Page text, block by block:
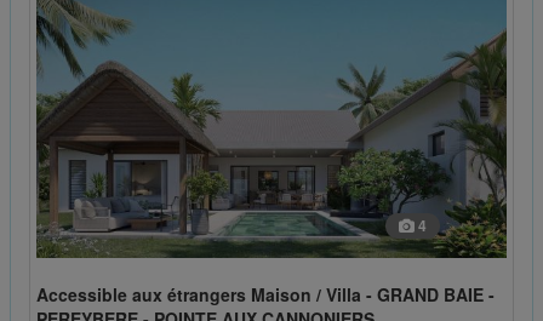
4
Accessible aux étrangers Maison / Villa - GRAND BAIE -